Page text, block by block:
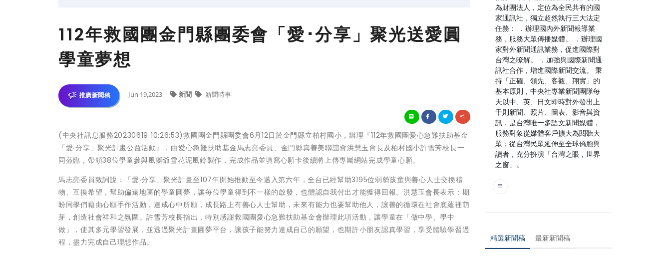
112年救國團金門縣團委會「愛･分享」聚光送愛圓
學童夢想
推廣新聞稿 Jun 19,2023 新聞 新聞時事
(中央社訊息服務20230619 10:26:53)救國團金門縣團委會6月12日於金門縣立柏村國小，辦理『112年救國團愛心急難扶助基金
「愛‧分享」聚光計畫公益活動』，由愛心急難扶助基金馬志亮委員、金門縣真善美聯誼會洪慧玉會長及柏村國小許雪芳校長一
同蒞臨，帶領38位學童參與風獅爺雪花泥風鈴製作，完成作品並填寫心願卡後續將上傳專屬網站完成學童心願。
馬志亮委員致詞說：「愛‧分享」聚光計畫至107年開始推動至今邁入第六年，全台已經幫助3195位弱勢孩童與善心人士交換禮
物、互換希望，幫助偏遠地區的學童圓夢，讓每位學童得到不一樣的啟發，也體認自我付出才能獲得回報。洪慧玉會長表示：期
盼同學們藉由心願手作活動，達成心中所願，成長路上有善心人士幫助，未來有能力也要幫助他人，讓善的循環在社會底蘊裡萌
芽，創造社會祥和之氛圍。許雪芳校長指出，特別感謝救國團愛心急難扶助基金會辦理此項活動，讓學童在「做中學、學中
做」，使其多元學習發展，並透過聚光計畫圓夢平台，讓孩子能努力達成自己的願望，也期許小朋友認真學習，享受體驗學習過
程，盡力完成自己理想作品。
為財團法人，定位為全民共有的國
家通訊社，獨立超然執行三大法定
任務： ．辦理國內外新聞報導業
務，服務大眾傳播媒體。 ．辦理國
家對外新聞通訊業務，促進國際對
台灣之瞭解。 ．加強與國際新聞通
訊社合作，增進國際新聞交流。 秉
持「正確、領先、客觀、翔實」的
基本原則，中央社專業新聞團隊每
天以中、英、日文即時對外發出上
千則新聞、照片、圖表、影音與資
訊，是台灣唯一多語文新聞媒體，
服務對象從媒體客戶擴大為閱聽大
眾；從台灣民眾延伸至全球僑胞與
讀者，充分扮演「台灣之眼，世界
之窗」。
精選新聞稿 最新新聞稿